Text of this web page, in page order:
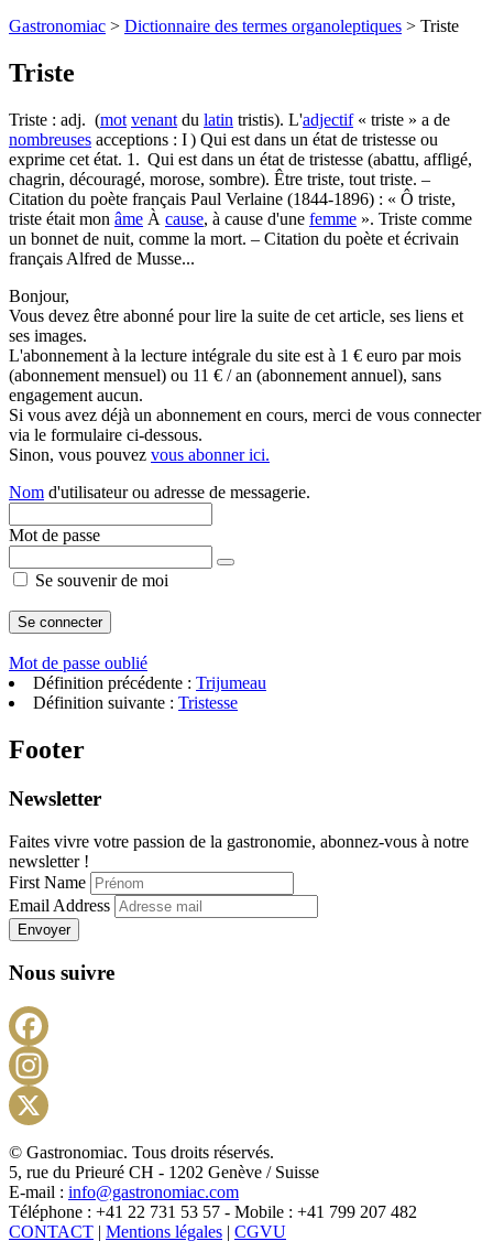
Gastronomiac > Dictionnaire des termes organoleptiques > Triste
Triste
Triste : adj. (mot venant du latin tristis). L'adjectif« triste » a de
nombreuses acceptions : I ) Qui est dans un état de tristesse ou
exprime cet état. 1. Qui est dans un état de tristesse (abattu, affligé,
chagrin, découragé, morose, sombre). Être triste, tout triste. –
Citation du poète français Paul Verlaine (1844-1896) : « Ô triste,
triste était mon âme À cause, à cause d'une femme ». Triste comme
un bonnet de nuit, comme la mort. – Citation du poète et écrivain
français Alfred de Musse...
Bonjour,
Vous devez être abonné pour lire la suite de cet article, ses liens et
ses images.
L'abonnement à la lecture intégrale du site est à 1 € euro par mois
(abonnement mensuel) ou 11 € / an (abonnement annuel), sans
engagement aucun.
Si vous avez déjà un abonnement en cours, merci de vous connecter
via le formulaire ci-dessous.
Sinon, vous pouvez vous abonner ici.
Nom d'utilisateur ou adresse de messagerie.
Mot de passe
Se souvenir de moi
Mot de passe oublié
Définition précédente : Trijumeau
Définition suivante : Tristesse
Footer
Newsletter
Faites vivre votre passion de la gastronomie, abonnez-vous à notre
newsletter !
First Name
Email Address
Envoyer
Nous suivre
X
© Gastronomiac. Tous droits réservés.
5, rue du Prieuré CH - 1202 Genève / Suisse
E-mail : info@gastronomiac.com
Téléphone : +41 22 731 53 57 - Mobile : +41 799 207 482
CONTACT | Mentions légales | CGVU